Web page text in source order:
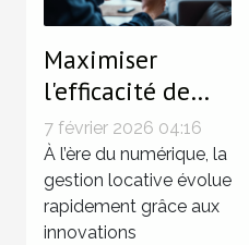
Maximiser
l'efficacité de
votre gestion
locative avec les
dernières
technologies
7 février 2026 04:16
À l’ère du numérique, la
gestion locative évolue
rapidement grâce aux
innovations